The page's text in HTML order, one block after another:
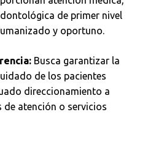
de primer nivel
y oportuno.
Busca garantizar la
de los pacientes
direccionamiento a
de atención o servicios